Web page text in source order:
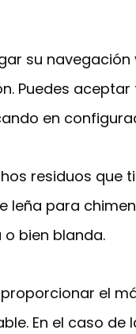
su
Puedes
en
residuos que
leña para
bien blanda.
el
En el caso de